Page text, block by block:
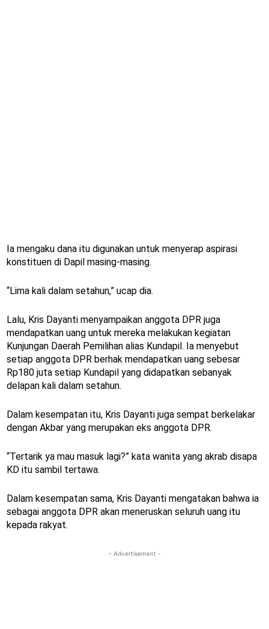
Ia mengaku dana itu digunakan untuk menyerap aspirasi
konstituen di Dapil masing-masing.
“Lima kali dalam setahun,” ucap dia.
Lalu, Kris Dayanti menyampaikan anggota DPR juga
mendapatkan uang untuk mereka melakukan kegiatan
Kunjungan Daerah Pemilihan alias Kundapil. Ia menyebut
setiap anggota DPR berhak mendapatkan uang sebesar
Rp180 juta setiap Kundapil yang didapatkan sebanyak
delapan kali dalam setahun.
Dalam kesempatan itu, Kris Dayanti juga sempat berkelakar
dengan Akbar yang merupakan eks anggota DPR.
“Tertarik ya mau masuk lagi?” kata wanita yang akrab disapa
KD itu sambil tertawa.
Dalam kesempatan sama, Kris Dayanti mengatakan bahwa ia
sebagai anggota DPR akan meneruskan seluruh uang itu
kepada rakyat.
- Advertisement -